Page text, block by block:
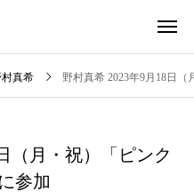
村真希 野村真希 2023年9月18日
（月・祝）「ピンク
参加